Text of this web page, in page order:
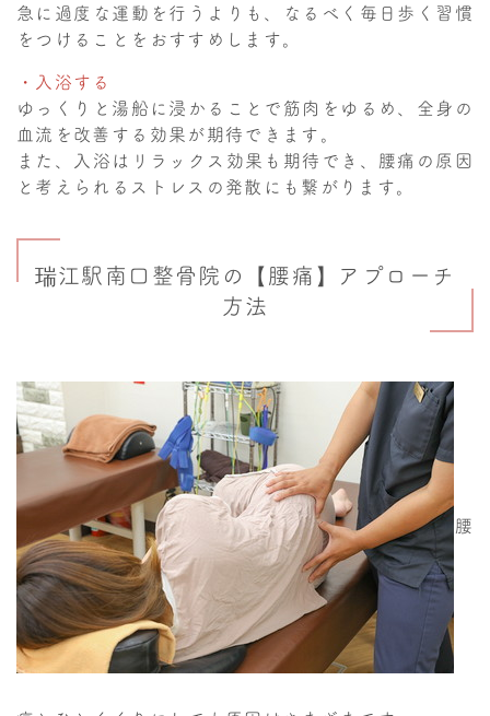
急に過度な運動を行うよりも、なるべく毎日歩く習慣
をつけることをおすすめします。
・入浴する
ゆっくりと湯船に浸かることで筋肉をゆるめ、全身の
血流を改善する効果が期待できます。
また、入浴はリラックス効果も期待でき、腰痛の原因
と考えられるストレスの発散にも繋がります。
瑞江駅南口整骨院の【腰痛】アプローチ
方法
腰